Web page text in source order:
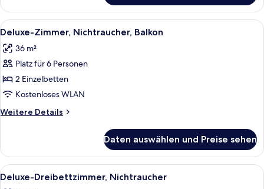
Zweibettzimmer,
Nichtraucher
Alle
Fotos
für
Deluxe-
Zimmer,
Nichtraucher,
Balkon
anzeigen
Ein Hotelzimmer mit zwei Betten,
6
Deluxe-Zimmer, Nichtraucher, Balkon
36 m²
Platz für 6 Personen
2 Einzelbetten
Kostenloses WLAN
Weitere Details
Weitere
Zimmer,
Nichtraucher,
Balkon
Daten auswählen und Preise sehen
Alle
Fotos
Ein Hotelzimmer mit drei Betten,
6
Deluxe-Dreibettzimmer, Nichtraucher